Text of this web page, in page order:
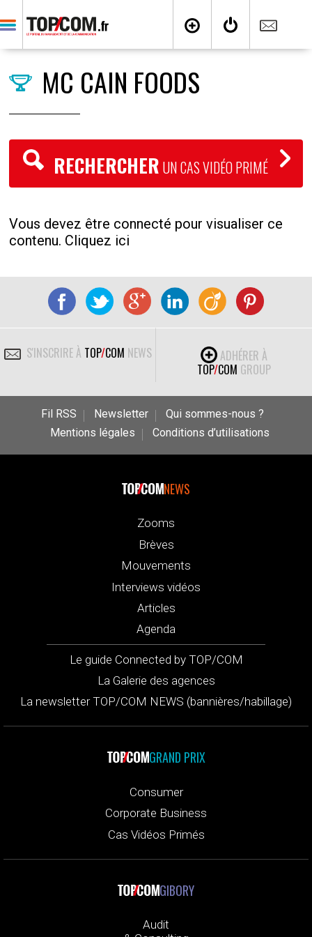
MC CAIN FOODS
RECHERCHER UN CAS VIDÉO PRIMÉ
Vous devez être connecté pour visualiser ce
contenu. Cliquez ici
S'INSCRIRE À TOP/COM NEWS
ADHÉRER À
TOP/COM GROUP
Fil RSS Newsletter
Qui sommes-nous ?
Mentions légales
Conditions d’utilisations
NEWS
Zooms
Brèves
Mouvements
Interviews vidéos
Articles
Agenda
Le guide Connected by TOP/COM
La Galerie des agences
La newsletter TOP/COM NEWS (bannières/habillage)
GRAND PRIX
Consumer
Corporate Business
Cas Vidéos Primés
GIBORY
Audit